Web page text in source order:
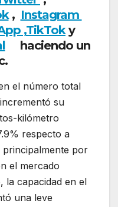
, Instagram
,TikToky
haciendo un
el número total
su
kilómetro
respecto a
principalmente por
el mercado
la capacidad en el
una leve